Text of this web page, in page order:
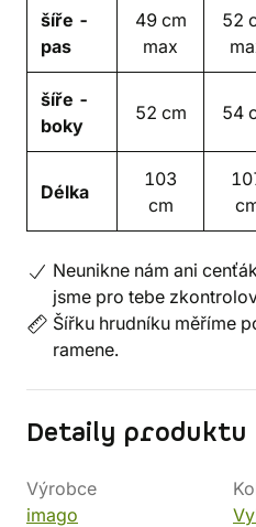
šíře -
pas
49 cm
max
52
šíře -
boky
52 cm 54
Délka
103
cm
Neunikne nám ani
jsme pro tebe
Šířku hrudníku měříme
ramene.
Detaily produktu
Výrobce
imago